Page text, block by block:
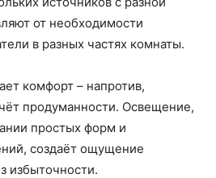
от необходимости
в разных частях комнаты.
комфорт – напротив,
продуманности. Освещение,
простых форм и
создаёт ощущение
избыточности.